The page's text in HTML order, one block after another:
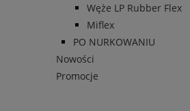
Węże LP Rubber Flex
Miflex
PO NURKOWANIU
Nowości
Promocje